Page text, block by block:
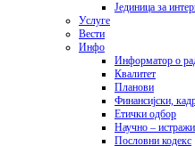
Јединица за
Услуге
Вести
Инфо
Информатор о
Квалитет
Планови
Финансијски,
Етички одбор
Научно –
Пословни кодекс